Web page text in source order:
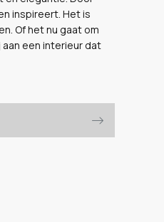
inspireert. Het is
Of het nu gaat om
een interieur dat